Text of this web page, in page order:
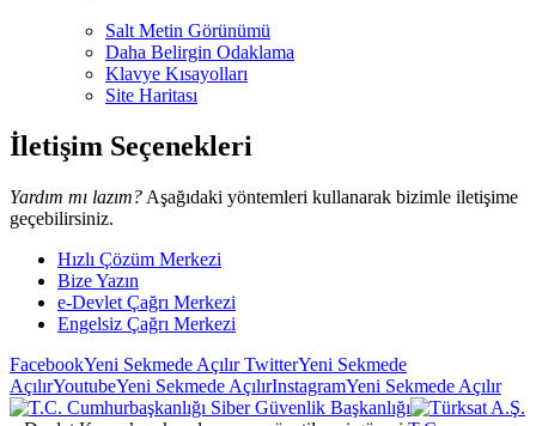
Salt Metin Görünümü
Daha Belirgin Odaklama
Klavye Kısayolları
Site Haritası
İletişim Seçenekleri
Yardım mı lazım? Aşağıdaki yöntemleri kullanarak bizimle iletişime
geçebilirsiniz.
Hızlı Çözüm Merkezi
Bize Yazın
e-Devlet Çağrı Merkezi
Engelsiz Çağrı Merkezi
FacebookYeni Sekmede AçılırTwitterYeni Sekmede
AçılırYoutubeYeni Sekmede AçılırInstagramYeni Sekmede Açılır